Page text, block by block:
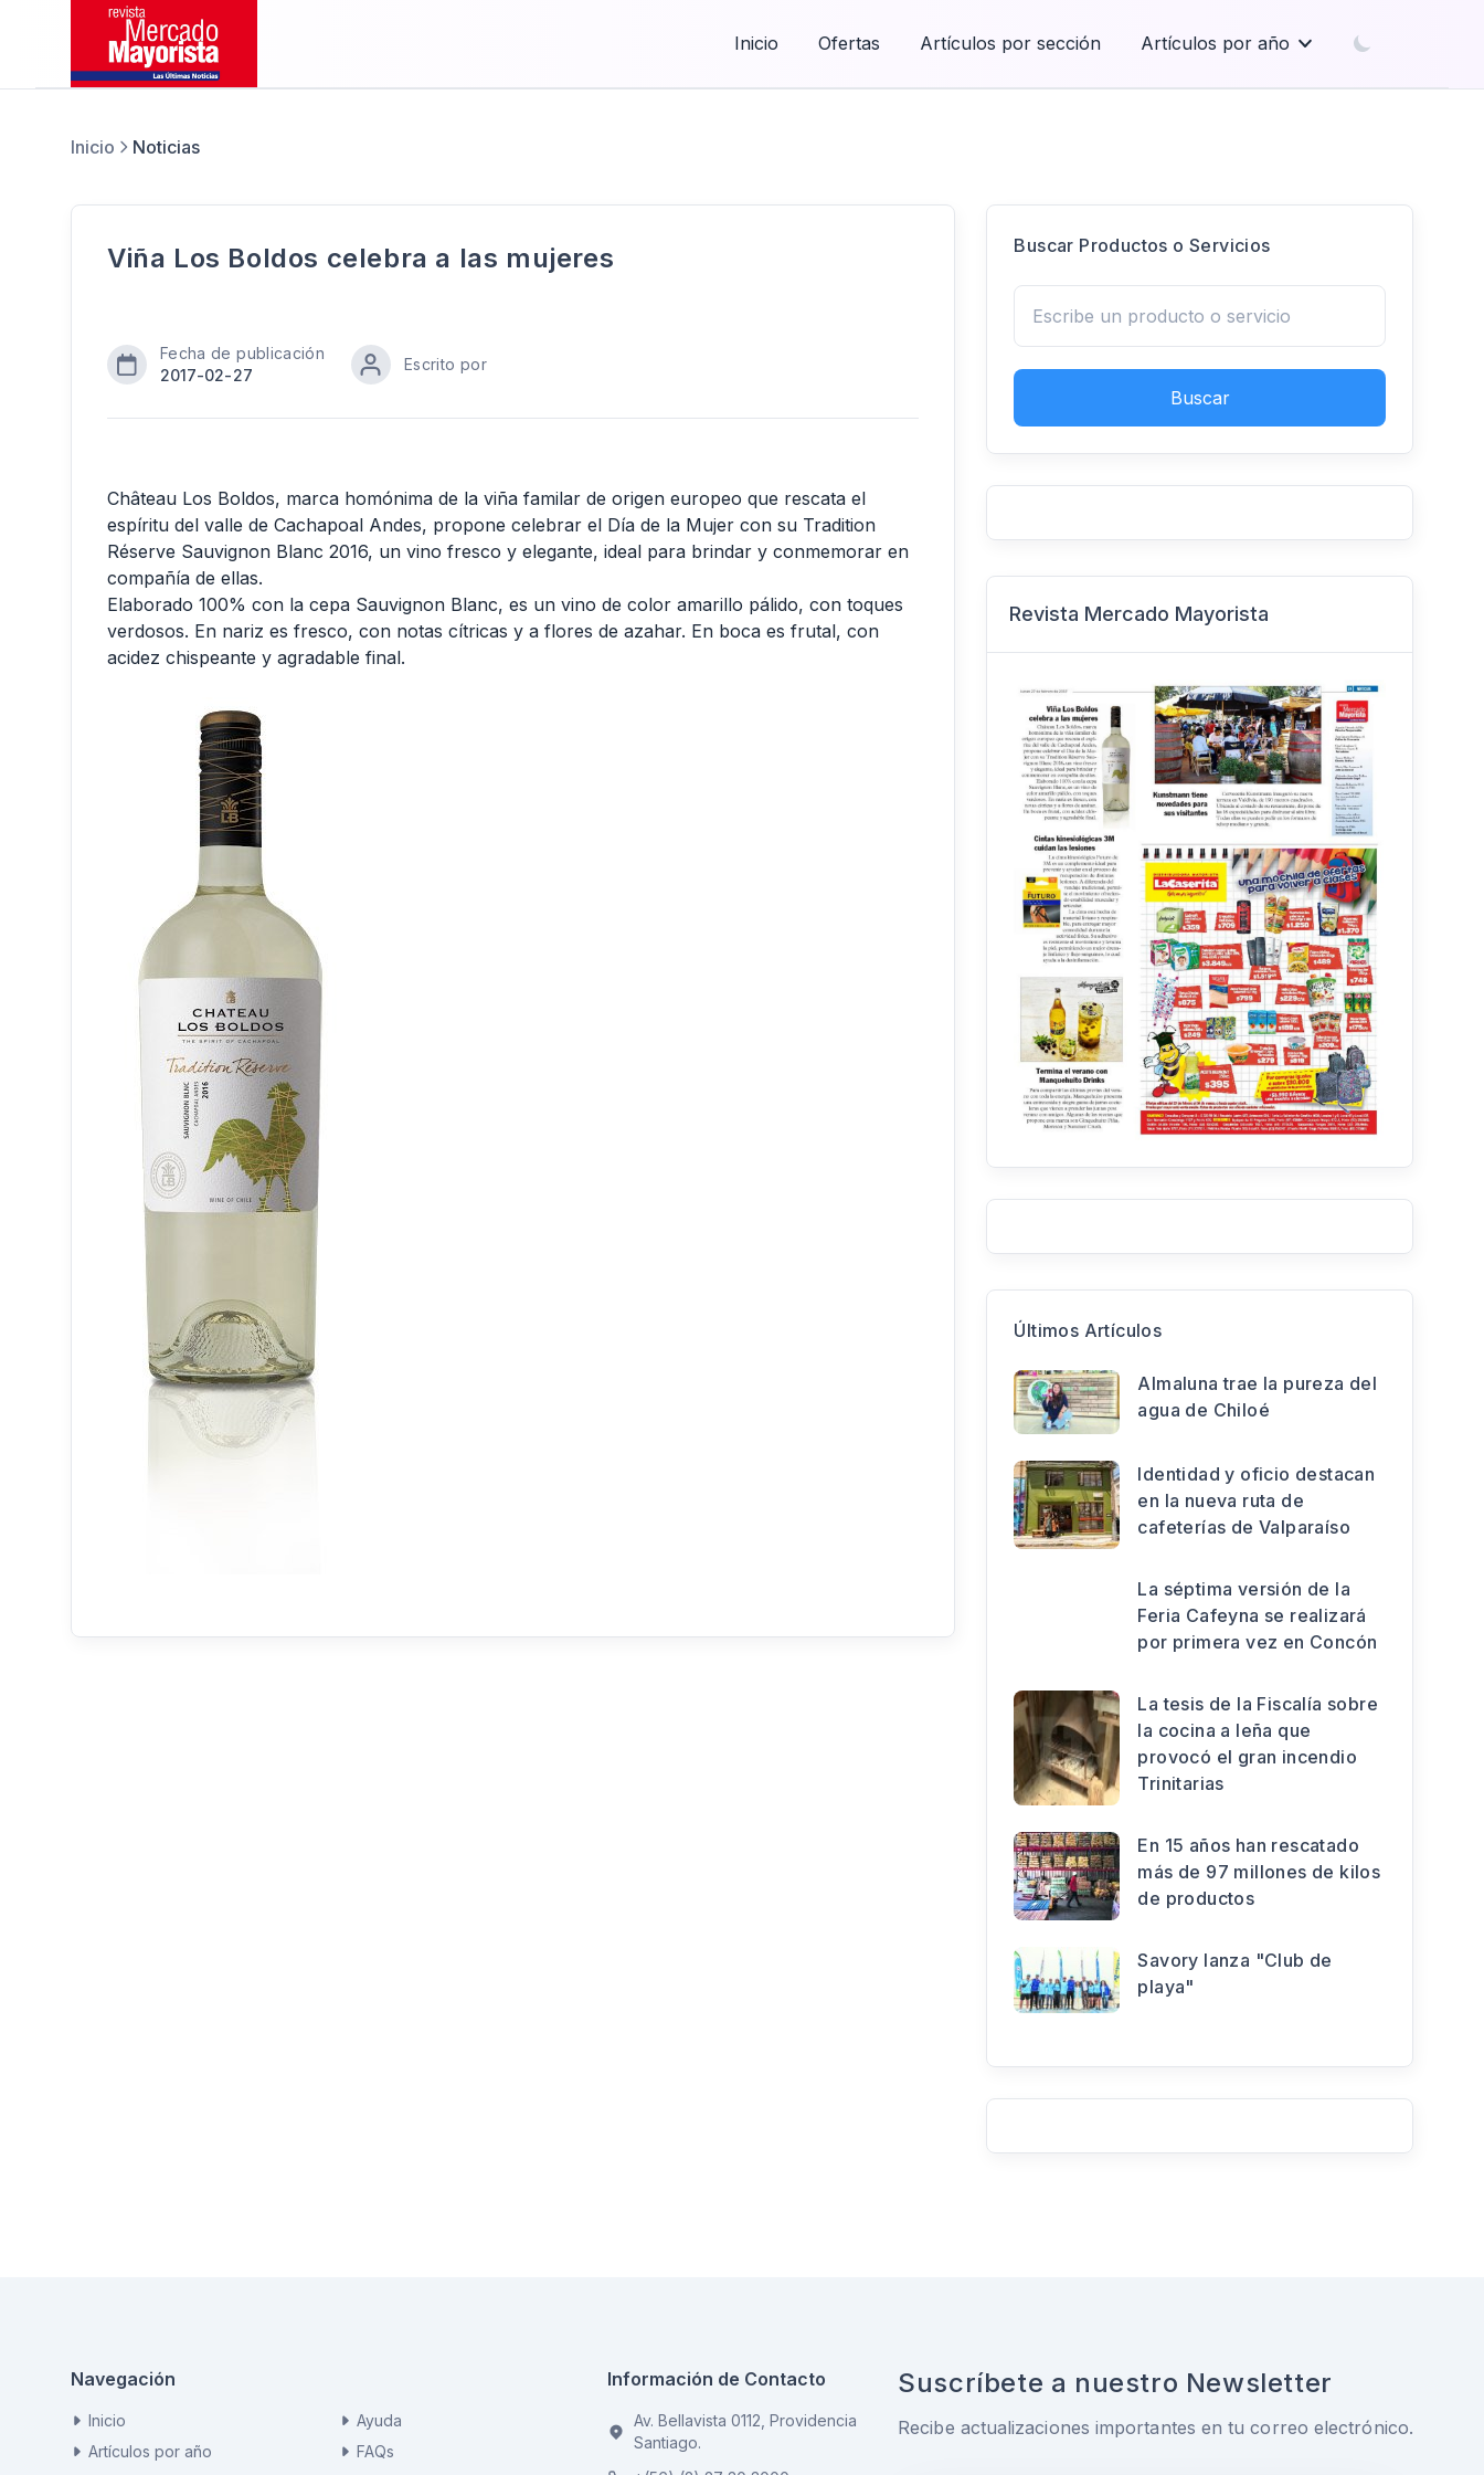
Inicio Ofertas Artículos por sección Artículos por año
Inicio Noticias
Viña Los Boldos celebra a las mujeres
Fecha de publicación
2017-02-27
Escrito por
Château Los Boldos, marca homónima de la viña familar de origen europeo que rescata el
espíritu del valle de Cachapoal Andes, propone celebrar el Día de la Mujer con su Tradition
Réserve Sauvignon Blanc 2016, un vino fresco y elegante, ideal para brindar y conmemorar en
compañía de ellas.
Elaborado 100% con la cepa Sauvignon Blanc, es un vino de color amarillo pálido, con toques
verdosos. En nariz es fresco, con notas cítricas y a flores de azahar. En boca es frutal, con
acidez chispeante y agradable final.
Buscar Productos o Servicios
Buscar
Revista Mercado Mayorista
Últimos Artículos
Almaluna trae la pureza del
agua de Chiloé
Identidad y oficio destacan
en la nueva ruta de
cafeterías de Valparaíso
La séptima versión de la
Feria Cafeyna se realizará
por primera vez en Concón
La tesis de la Fiscalía sobre
la cocina a leña que
provocó el gran incendio
Trinitarias
En 15 años han rescatado
más de 97 millones de kilos
de productos
Savory lanza "Club de
playa"
Navegación
Inicio
Artículos por año
Ayuda
FAQs
Información de Contacto
Av. Bellavista 0112, Providencia
Santiago.
Suscríbete a nuestro Newsletter
Recibe actualizaciones importantes en tu correo electrónico.